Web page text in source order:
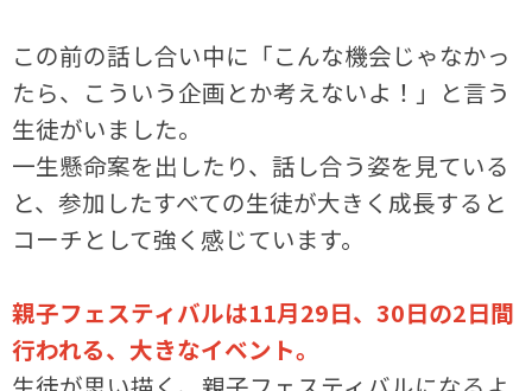
この前の話し合い中に「こんな機会じゃなかっ
たら、こういう企画とか考えないよ！」と言う
生徒がいました。
一生懸命案を出したり、話し合う姿を見ている
と、参加したすべての生徒が大きく成長すると
コーチとして強く感じています。
親子フェスティバルは11月29日、30日の2日間
行われる、大きなイベント。